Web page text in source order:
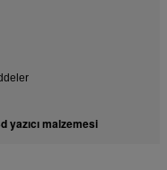
yazıcı malzemesi